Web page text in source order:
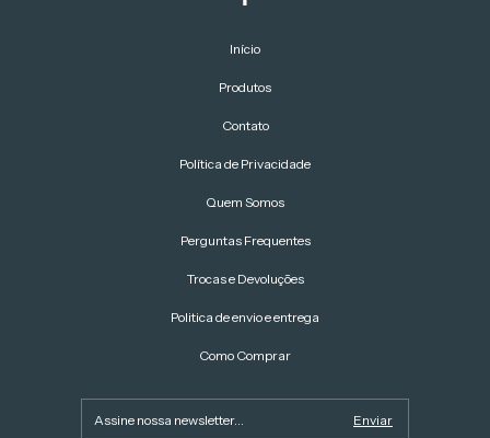
Início
Produtos
Contato
Política de Privacidade
Quem Somos
Perguntas Frequentes
Trocas e Devoluções
Politica de envio e entrega
Como Comprar